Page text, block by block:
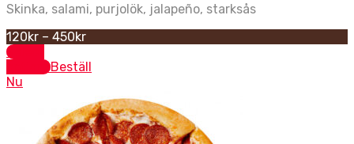
Skinka, salami, purjolök, jalapeño, starksås
120kr – 450kr
Select
optionsBeställ
Nu